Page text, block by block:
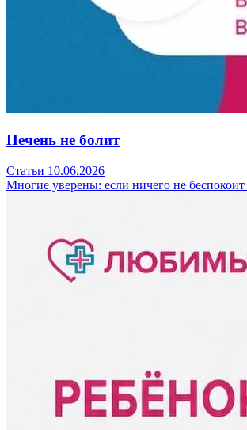
Печень не болит
Статьи 10.06.2026
Многие уверены: если ничего не